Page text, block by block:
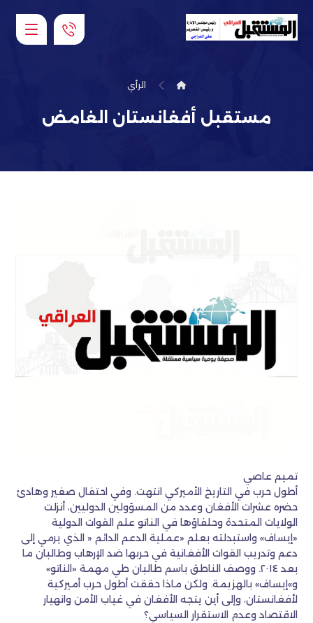
الرأي
مستقبل أفغانستان الغامض
تميم عاصي
أطول حرب في التاريخ الأميركي انتهت. وفي احتفال صغير وهادئ
حضره عشرات الأفغان وعدد من المسؤولين الدوليين، أنزلت
الولايات المتحدة وحلفاؤها في الناتو علم القوات الدولية
«إيساف» واستبدلته بعلم «عملية الدعم الدائم « الذي يرمي إلى
دعم وتدريب القوات الأفغانية في حربها ضد الإرهاب وطالبان ما
بعد ٢٠١٤. ووصف الناطق باسم طالبان طي مهمة «الناتو»
و»إيساف» بالهزيمة. ولكن ماذا حققت أطول حرب أميركية
لأفغانستان، وإلى أين يتجه الأفغان في غياب الأمن وانهيار
الاقتصاد وعدم الاستقرار السياسي؟